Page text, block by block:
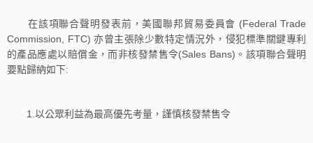
在該項聯合聲明發表前，美國聯邦貿易委員會 (Federal Trade
Commission, FTC) 亦曾主張除少數特定情況外，侵犯標準關鍵專利
的產品應處以賠償金，而非核發禁售令(Sales Bans)。該項聯合聲明
要點歸納如下:
1.以公眾利益為最高優先考量，謹慎核發禁售令